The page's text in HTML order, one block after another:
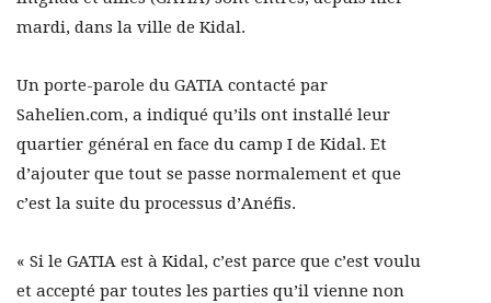
mardi, dans la ville de Kidal.
Un porte-parole du GATIA contacté par
Sahelien.com, a indiqué qu’ils ont installé leur
quartier général en face du camp I de Kidal. Et
d’ajouter que tout se passe normalement et que
c’est la suite du processus d’Anéfis.
« Si le GATIA est à Kidal, c’est parce que c’est voulu
et accepté par toutes les parties qu’il vienne non